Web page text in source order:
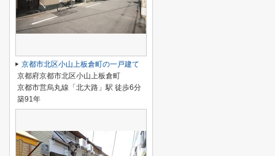
京都市北区小山上板倉町の一戸建て
京都府京都市北区小山上板倉町
京都市営烏丸線「北大路」駅 徒歩6分
築91年